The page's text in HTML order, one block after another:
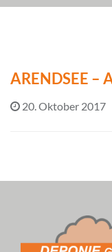
ARENDSEE –
20. Oktober 2017